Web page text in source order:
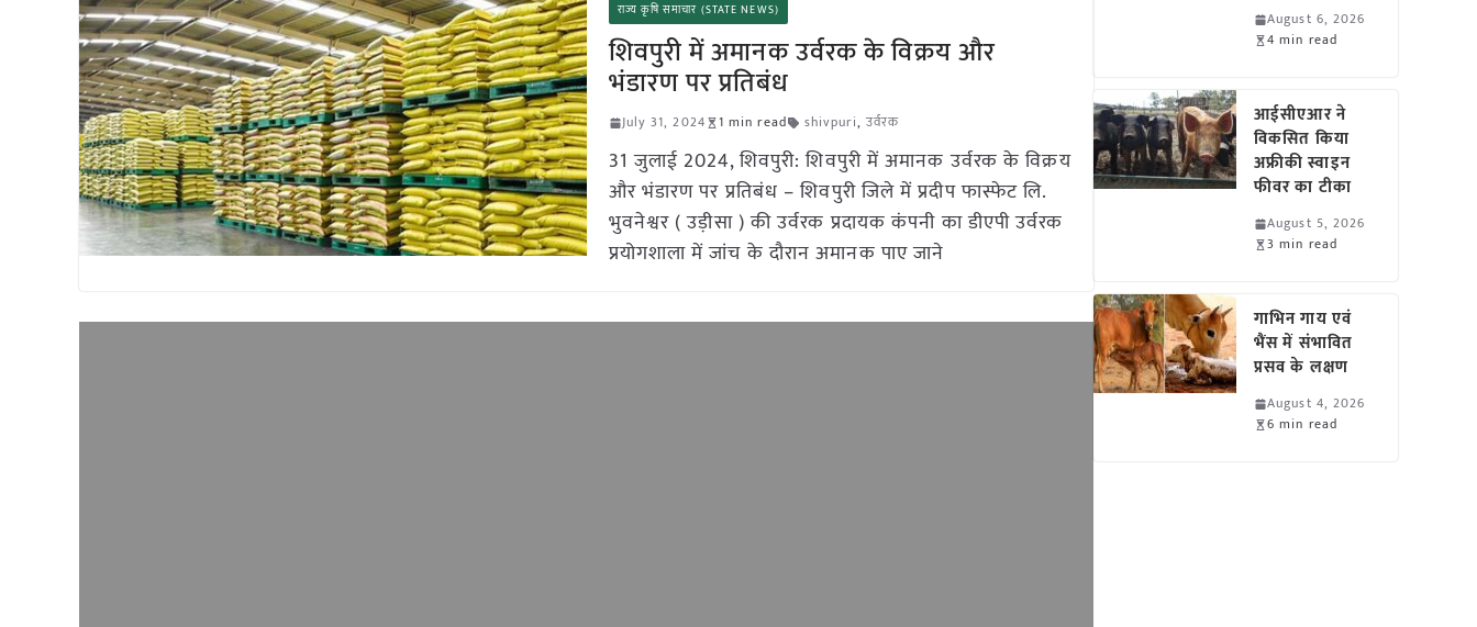
राज्य कृषि समाचार (STATE NEWS)
शिवपुरी में अमानक उर्वरक के विक्रय और
भंडारण पर प्रतिबंध
July 31, 2024 1 min read shivpuri, उर्वरक
31 जुलाई 2024, शिवपुरी: शिवपुरी में अमानक उर्वरक के विक्रय
और भंडारण पर प्रतिबंध – शिवपुरी जिले में प्रदीप फास्फेट लि.
भुवनेश्वर ( उड़ीसा ) की उर्वरक प्रदायक कंपनी का डीएपी उर्वरक
प्रयोगशाला में जांच के दौरान अमानक पाए जाने
August 6, 2026
4 min read
आईसीएआर ने
विकसित किया
अफ्रीकी स्वाइन
फीवर का टीका
August 5, 2026
3 min read
गाभिन गाय एवं
भैंस में संभावित
प्रसव के लक्षण
August 4, 2026
6 min read